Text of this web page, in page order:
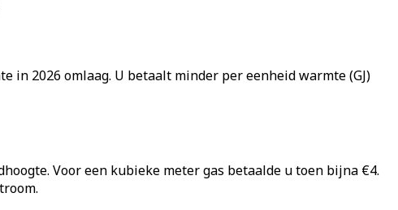
2026 omlaag. U betaalt minder per eenheid warmte (GJ)
Voor een kubieke meter gas betaalde u toen bijna €4.